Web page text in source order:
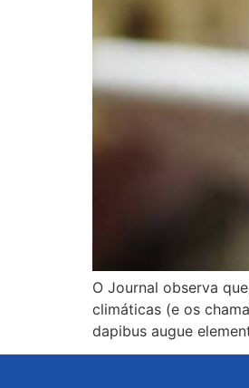
O Journal observa
climáticas (e os
dapibus augue